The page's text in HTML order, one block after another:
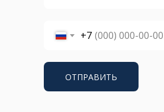
+7
ОТПРАВИТЬ